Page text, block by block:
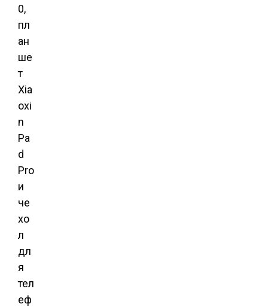
0,
пл
ан
ше
т
Xia
oxi
n
Pa
d
Pro
и
че
хо
л
дл
я
тел
еф